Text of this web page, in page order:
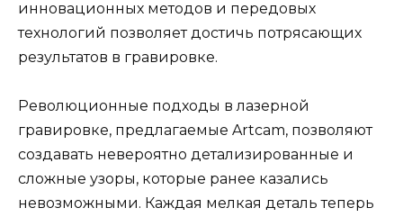
инновационных методов и передовых
технологий позволяет достичь потрясающих
результатов в гравировке.
Революционные подходы в лазерной
гравировке, предлагаемые Artcam, позволяют
создавать невероятно детализированные и
сложные узоры, которые ранее казались
невозможными. Каждая мелкая деталь теперь